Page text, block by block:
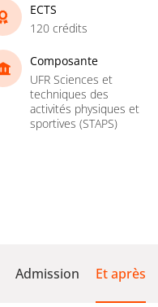
ECTS
120 crédits
Composante
UFR Sciences et
techniques des
activités physiques et
sportives (STAPS)
Admission Et après